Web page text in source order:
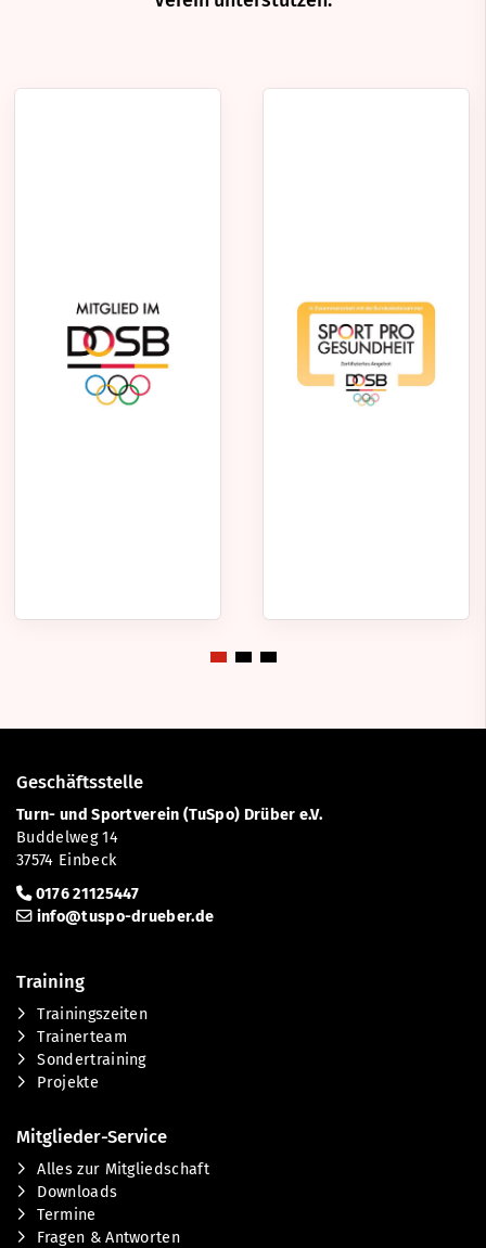
Geschäftsstelle
Turn- und Sportverein (TuSpo) Drüber e.V.
Buddelweg 14
37574 Einbeck
0176 21125447
info@tuspo-drueber.de
Training
Trainingszeiten
Trainerteam
Sondertraining
Projekte
Mitglieder-Service
Alles zur Mitgliedschaft
Downloads
Termine
Fragen & Antworten